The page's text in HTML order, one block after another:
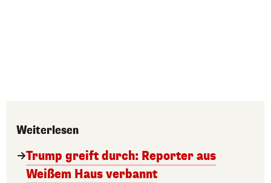
Weiterlesen
Trump greift durch: Reporter aus
Weißem Haus verbannt